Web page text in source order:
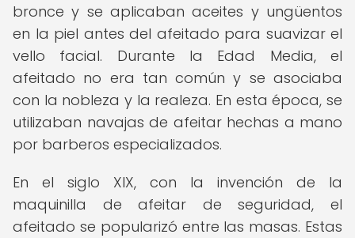
bronce y se aplicaban aceites y ungüentos
en la piel antes del afeitado para suavizar el
vello facial. Durante la Edad Media, el
afeitado no era tan común y se asociaba
con la nobleza y la realeza. En esta época, se
utilizaban navajas de afeitar hechas a mano
por barberos especializados.
En el siglo XIX, con la invención de la
maquinilla de afeitar de seguridad, el
afeitado se popularizó entre las masas. Estas